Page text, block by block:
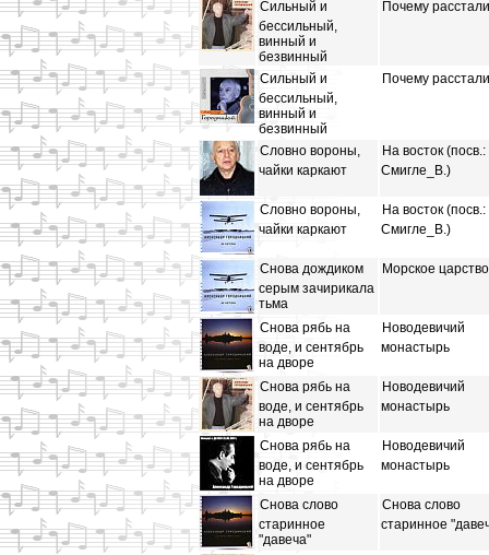
Сильный и
бессильный,
винный и
безвинный
Почему
Сильный и
бессильный,
винный и
безвинный
Почему
Словно вороны,
чайки каркают
На восток (посв.:
Смигле_В.)
Словно вороны,
чайки каркают
На восток (посв.:
Смигле_В.)
Снова дождиком
серым зачирикала
тьма
Морское царство
Снова рябь на
воде, и сентябрь
на дворе
Новодевичий
монастырь
Снова рябь на
воде, и сентябрь
на дворе
Новодевичий
монастырь
Снова рябь на
воде, и сентябрь
на дворе
Новодевичий
монастырь
Снова слово
старинное
"давеча"
Снова слово
старинное